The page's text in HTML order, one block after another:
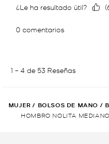
MUJER / BOLSOS DE MANO /
HOMBRO NOLITA